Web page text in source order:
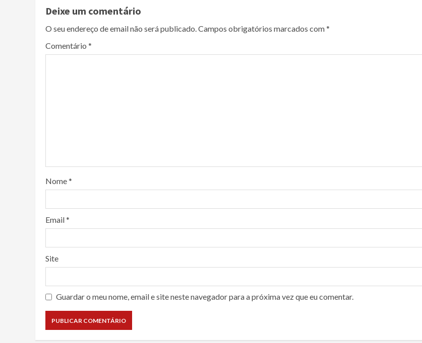
Deixe um comentário
O seu endereço de email não será publicado.Campos obrigatórios marcados com*
Comentário *
Nome*
Email*
Site
Guardar o meu nome, email e site neste navegador para a próxima vez que eu comentar.